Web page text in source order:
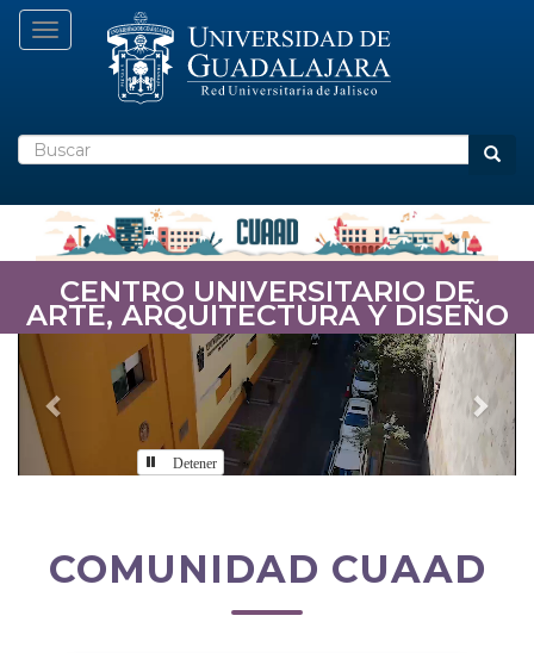
Pasar
Toggle navigation
Buscar
CENTRO UNIVERSITARIO DE
ARTE, ARQUITECTURA Y DISEÑO
Previous Next
Detener
Comunidad
COMUNIDAD CUAAD